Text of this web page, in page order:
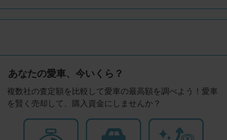
あなたの愛車、今いくら？
複数社の査定額を比較して愛車の最高額を調べよう！愛車
を賢く売却して、購入資金にしませんか？